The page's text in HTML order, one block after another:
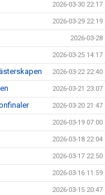
2026-03-30 22:17
2026-03-29 22:19
2026-03-28
2026-03-25 14:17
2026-03-22 22:40
2026-03-21 23:07
2026-03-20 21:47
2026-03-19 07:00
2026-03-18 22:04
2026-03-17 22:50
2026-03-16 11:59
2026-03-15 20:47